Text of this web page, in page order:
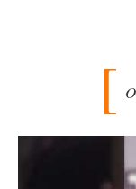
seine Thesen von Ex-
vor 8
Helmut Schelsky –
Er fragte, wem
DIRTY